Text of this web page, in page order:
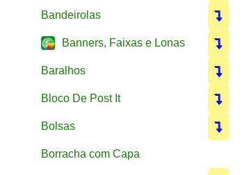
Bandeirolas
Banners, Faixas e Lonas
Baralhos
Bloco De Post It
Bolsas
Borracha com Capa